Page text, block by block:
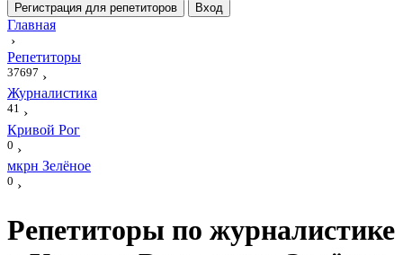
Регистрация для репетиторов Вход
Главная
›
Репетиторы
37697 ›
Журналистика
41 ›
Кривой Рог
0 ›
мкрн Зелёное
0 ›
Репетиторы по журналистике